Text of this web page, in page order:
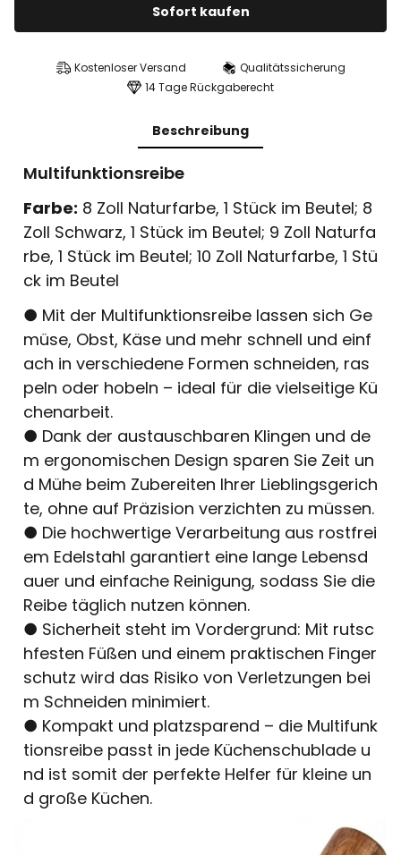
Sofort kaufen
Kostenloser Versand
Qualitätssicherung
14 Tage Rückgaberecht
Beschreibung
Multifunktionsreibe
Farbe: 8 Zoll Naturfarbe, 1 Stück im Beutel; 8
Zoll Schwarz, 1 Stück im Beutel; 9 Zoll Naturfa
rbe, 1 Stück im Beutel; 10 Zoll Naturfarbe, 1 Stü
ck im Beutel
● Mit der Multifunktionsreibe lassen sich Ge
müse, Obst, Käse und mehr schnell und einf
ach in verschiedene Formen schneiden, ras
peln oder hobeln – ideal für die vielseitige Kü
chenarbeit.
● Dank der austauschbaren Klingen und de
m ergonomischen Design sparen Sie Zeit un
d Mühe beim Zubereiten Ihrer Lieblingsgerich
te, ohne auf Präzision verzichten zu müssen.
● Die hochwertige Verarbeitung aus rostfrei
em Edelstahl garantiert eine lange Lebensd
auer und einfache Reinigung, sodass Sie die
Reibe täglich nutzen können.
● Sicherheit steht im Vordergrund: Mit rutsc
hfesten Füßen und einem praktischen Finger
schutz wird das Risiko von Verletzungen bei
m Schneiden minimiert.
● Kompakt und platzsparend – die Multifunk
tionsreibe passt in jede Küchenschublade u
nd ist somit der perfekte Helfer für kleine un
d große Küchen.